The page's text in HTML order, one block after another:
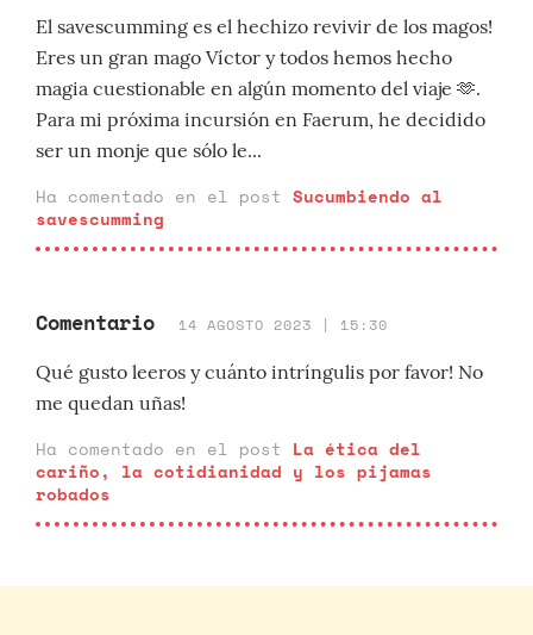
El savescumming es el hechizo revivir de los magos!
Eres un gran mago Víctor y todos hemos hecho
magia cuestionable en algún momento del viaje 🫶.
Para mi próxima incursión en Faerum, he decidido
ser un monje que sólo le...
Ha comentado en el post Sucumbiendo al
savescumming
Comentario 14 AGOSTO 2023 | 15:30
Qué gusto leeros y cuánto intríngulis por favor! No
me quedan uñas!
Ha comentado en el post La ética del
cariño, la cotidianidad y los pijamas
robados